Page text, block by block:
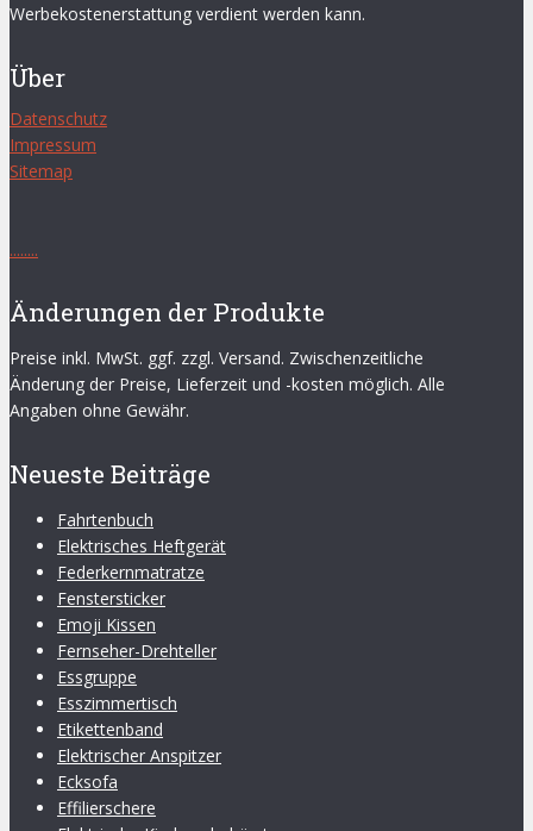
Werbekostenerstattung verdient werden kann.
Über
Datenschutz
Impressum
Sitemap
........
Änderungen der Produkte
Preise inkl. MwSt. ggf. zzgl. Versand. Zwischenzeitliche
Änderung der Preise, Lieferzeit und -kosten möglich. Alle
Angaben ohne Gewähr.
Neueste Beiträge
Fahrtenbuch
Elektrisches Heftgerät
Federkernmatratze
Fenstersticker
Emoji Kissen
Fernseher-Drehteller
Essgruppe
Esszimmertisch
Etikettenband
Elektrischer Anspitzer
Ecksofa
Effilierschere